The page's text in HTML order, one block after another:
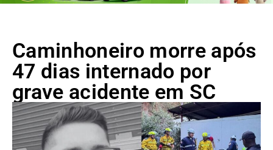
Caminhoneiro morre após
47 dias internado por
grave acidente em SC